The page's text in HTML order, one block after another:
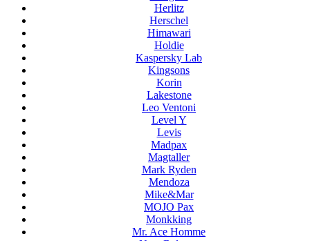
Herlitz
Herschel
Himawari
Holdie
Kaspersky Lab
Kingsons
Korin
Lakestone
Leo Ventoni
Level Y
Levis
Madpax
Magtaller
Mark Ryden
Mendoza
Mike&Mar
MOJO Pax
Monkking
Mr. Ace Homme